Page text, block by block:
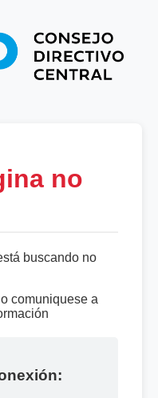
no
buscando no
comuniquese a